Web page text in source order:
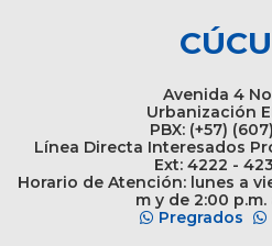
Avenida 4
Urbanización
PBX: (+57)
Línea Directa Interesados
Ext: 4222 -
Horario de Atención: lunes a
m y de 2:00 p.m.
Pregrados